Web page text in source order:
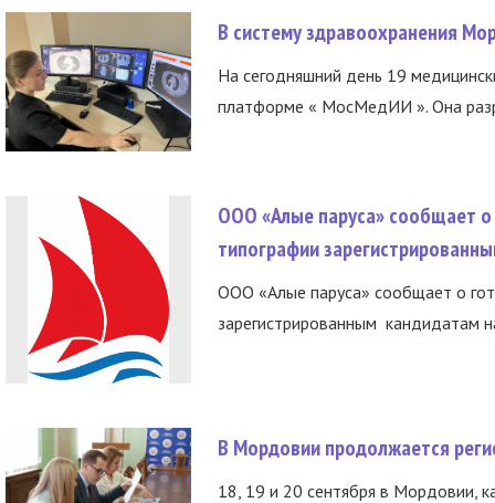
В систему здравоохранения
На сегодняшний день 19
платформе « МосМедИИ ». Она
ООО «Алые паруса» сообщает о
типографии
ООО «Алые паруса» сообщает о
зарегистрированным кандидатам
В Мордовии продолжается
18, 19 и 20 сентября в Мордовии,